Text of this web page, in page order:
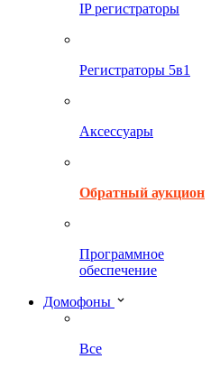
IP регистраторы
Регистраторы 5в1
Аксессуары
Обратный аукцион
Программное
обеспечение
Домофоны
Все